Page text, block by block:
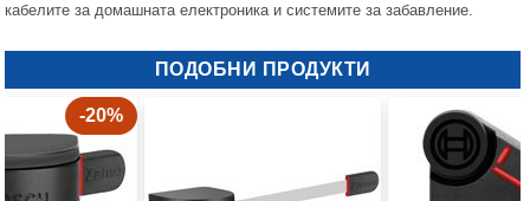
кабелите за домашната електроника и системите за забавление.
ПОДОБНИ ПРОДУКТИ
-20%